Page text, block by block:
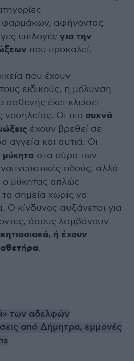
φαρμάκων, αφήνοντας
επιλογές για την
που προκαλεί.
που έχουν
ειδικούς, η μόλυνση
έχει κλείσει
Οι πιο συχνά
έχουν βρεθεί σε
αγγεία και αυτιά. Οι
στα ούρα των
οδούς, αλλά
ο μύκητας απλώς
σημεία χωρίς να
Ο κίνδυνος αυξάνεται για
όσους λαμβάνουν
ή έχουν
.
των αδελφών
από Δήμητρα, εμμονές